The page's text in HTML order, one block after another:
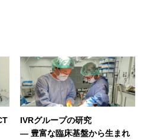
IVRグループの研究
― 豊富な臨床基盤から生まれ